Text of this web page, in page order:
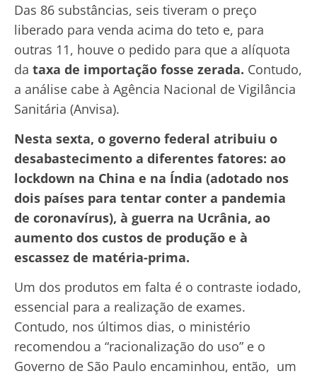
Das 86 substâncias, seis tiveram o preço
liberado para venda acima do teto e, para
outras 11, houve o pedido para que a alíquota
da taxa de importação fosse zerada. Contudo,
a análise cabe à Agência Nacional de Vigilância
Sanitária (Anvisa).
Nesta sexta, o governo federal atribuiu o
desabastecimento a diferentes fatores: ao
lockdown na China e na Índia (adotado nos
dois países para tentar conter a pandemia
de coronavírus), à guerra na Ucrânia, ao
aumento dos custos de produção e à
escassez de matéria-prima.
Um dos produtos em falta é o contraste iodado,
essencial para a realização de exames.
Contudo, nos últimos dias, o ministério
recomendou a “racionalização do uso” e o
Governo de São Paulo encaminhou, então, um